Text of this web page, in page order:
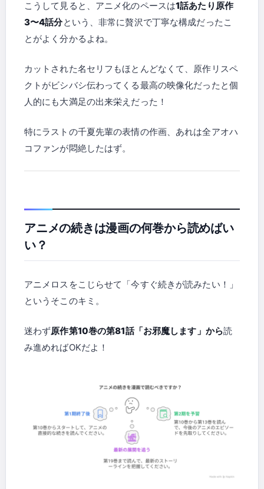
こうして見ると、アニメ化のペースは1話あたり原作
3〜4話分という、非常に贅沢で丁寧な構成だったこ
とがよく分かるよね。
カットされた名セリフもほとんどなくて、原作リスペ
クトがビシバシ伝わってくる最高の映像化だったと個
人的にも大満足の出来栄えだった！
特にラストの千夏先輩の表情の作画、あれは全アオハ
コファンが悶絶したはず。
アニメの続きは漫画の何巻から読めばい
い？
アニメロスをこじらせて「今すぐ続きが読みたい！」
というそこのキミ。
迷わず原作第10巻の第81話「お邪魔します」から読
み進めればOKだよ！